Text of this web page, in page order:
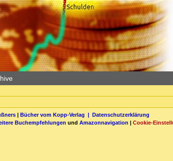
| Bücher vom Kopp-Verlag | Datenschutzerklärung
Buchempfehlungen und Amazonnavigation | Cookie-